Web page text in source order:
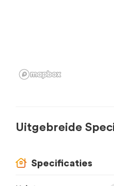
Uitgebreide
Specificaties